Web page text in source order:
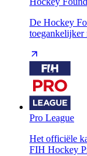
De Hockey
toegankelijker
Pro League
Het officiële
FIH Hockey